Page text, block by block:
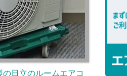
日立のルームエアコ